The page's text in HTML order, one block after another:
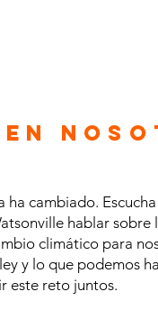
en
ha cambiado.
hablar sobre
climático para
y lo que podemos
este reto juntos.